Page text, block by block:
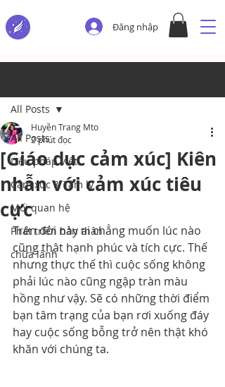
Đăng nhập
All Posts
Liệu pháp viết
Cảm xúc & Tâm lý
Mối quan hệ
Phát triển bản thân
chữa lành
All Posts
[Giáo dục cảm xúc] Kiên
nhẫn với cảm xúc tiêu
cực
Huyền Trang Mto
2 phút đọc
Trên đời này ai chẳng muốn lúc nào
cũng thật hạnh phúc và tích cực. Thế
nhưng thực thế thì cuộc sống không
phải lúc nào cũng ngập tràn màu
hồng như vậy. Sẽ có những thời điểm
bạn tâm trạng của bạn rơi xuống đáy
hay cuộc sống bỗng trở nên thật khó
khăn với chúng ta.